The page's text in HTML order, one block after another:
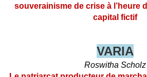
souverainisme de crise à l’heure
capital fictif
VARIA
Roswitha Scholz